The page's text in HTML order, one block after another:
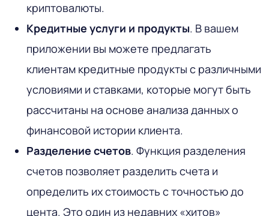
криптовалюты.
Кредитные услуги и продукты. В вашем
приложении вы можете предлагать
клиентам кредитные продукты с различными
условиями и ставками, которые могут быть
рассчитаны на основе анализа данных о
финансовой истории клиента.
Разделение счетов. Функция разделения
счетов позволяет разделить счета и
определить их стоимость с точностью до
цента. Это один из недавних «хитов»